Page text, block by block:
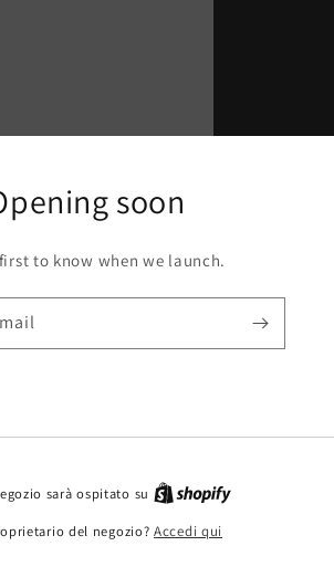
soon
to know when we launch.
sarà ospitato su
del negozio?Accedi qui